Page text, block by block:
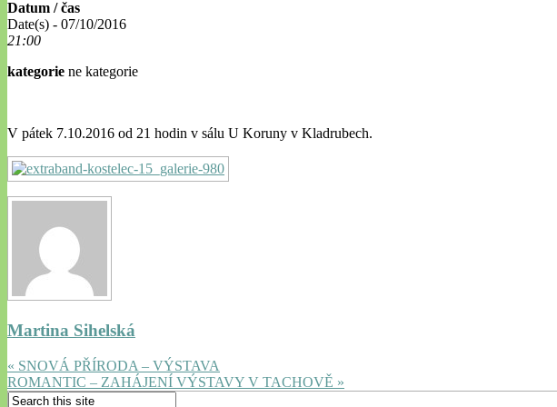
Datum / čas
Date(s) - 07/10/2016
21:00
kategorie ne kategorie
V pátek 7.10.2016 od 21 hodin v sálu U Koruny v Kladrubech.
Martina Sihelská
« SNOVÁ PŘÍRODA – VÝSTAVA
ROMANTIC – ZAHÁJENÍ VÝSTAVY V TACHOVĚ »